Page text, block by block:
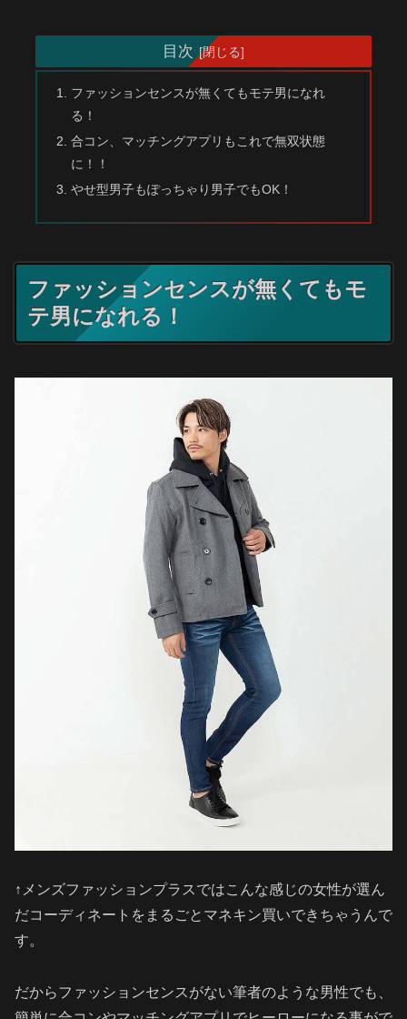
目次
ファッションセンスが無くてもモテ男になれ
る！
合コン、マッチングアプリもこれで無双状態
に！！
やせ型男子もぽっちゃり男子でもOK！
ファッションセンスが無くてもモ
テ男になれる！
↑メンズファッションプラスではこんな感じの女性が選ん
だコーディネートをまるごとマネキン買いできちゃうんで
す。
だからファッションセンスがない筆者のような男性でも、